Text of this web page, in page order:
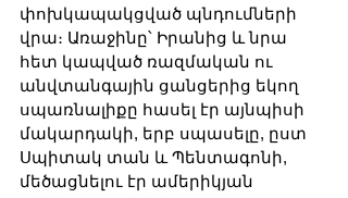
փոխկապակցված պնդումների
վրա։ Առաջինը՝ Իրանից և նրա
հետ կապված ռազմական ու
անվտանգային ցանցերից եկող
սպառնալիքը հասել էր այնպիսի
մակարդակի, երբ սպասելը, ըստ
Սպիտակ տան և Պենտագոնի,
մեծացնելու էր ամերիկյան